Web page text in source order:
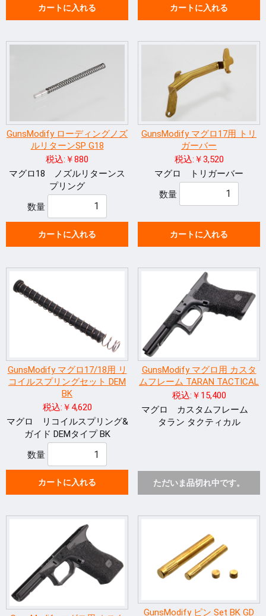
カートに入れる カートに入れる
GunsModify ローディングノズ
ルリターンSP G18
税込:￥880
マグロ18 ノズルリターンス
プリング
数量
カートに入れる
GunsModify マグロ17用 トリ
ガーバー
税込:￥3,520
マグロ トリガーバー
数量
カートに入れる
GunsModify マグロ17/18用 リ
コイルスプリングセット DEM
BK
税込:￥4,620
マグロ リコイルスプリング&
ガイド DEMタイプ BK
数量
カートに入れる
GunsModify マグロ用 カスタ
ムフレーム TARAN TACTICAL
税込:￥15,400
マグロ カスタムフレーム
タラン タクティカル
ただいま品切れ中です。
GunsModify ピン Set BK GD